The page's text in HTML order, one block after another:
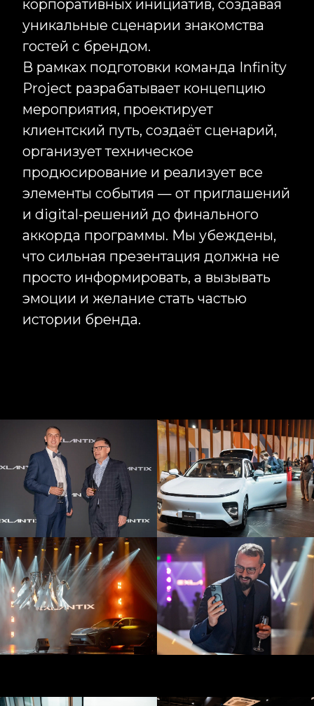
Закрытые мероприятия требуют
особого уровня сервиса,
внимания к деталям и понимания
ожиданий взыскательной
аудитории. В подобных проектах
важно всё: выбор площадки,
качество кухни, работа персонала,
безопасность, сценарные
решения и атмосфера события.
мероприятия, клиентские вечера,
закрытые презентации, гала-
ужины и события клубного
имеет не количество гостей, а
качество их взаимодействия.
для участников, сочетая высокий
уровень организации с
таких проектов подбираются
статусные площадки,
клиентов и подчёркивает уровень
бренда.
Почему компании выбирают
Infinity Project
Infinity Project реализует проекты
различного масштаба более
десяти лет и обладает опытом
работы с российскими и
международными компаниями.
Мы умеем выстраивать
эффективное взаимодействие
между всеми участниками
проекта, оперативно принимать
решения и находить
бизнес-задачами клиента.